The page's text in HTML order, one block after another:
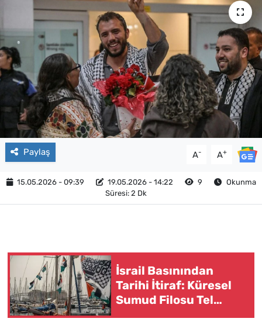
Paylaş A- A+
15.05.2026 - 09:39 19.05.2026 - 14:22 9
Okunma
Süresi: 2 Dk
İsrail Basınından
Tarihi İtiraf: Küresel
Sumud Filosu Tel
Aviv'in Uykularını